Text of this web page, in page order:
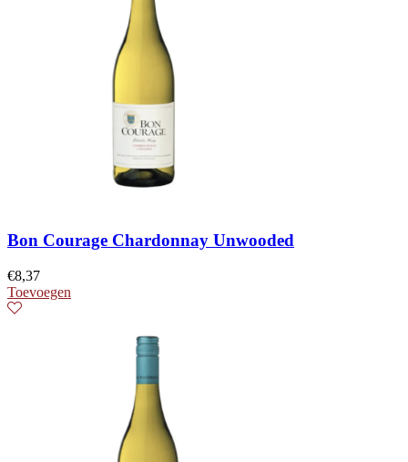
Bon Courage Chardonnay Unwooded
€8,37
Toevoegen